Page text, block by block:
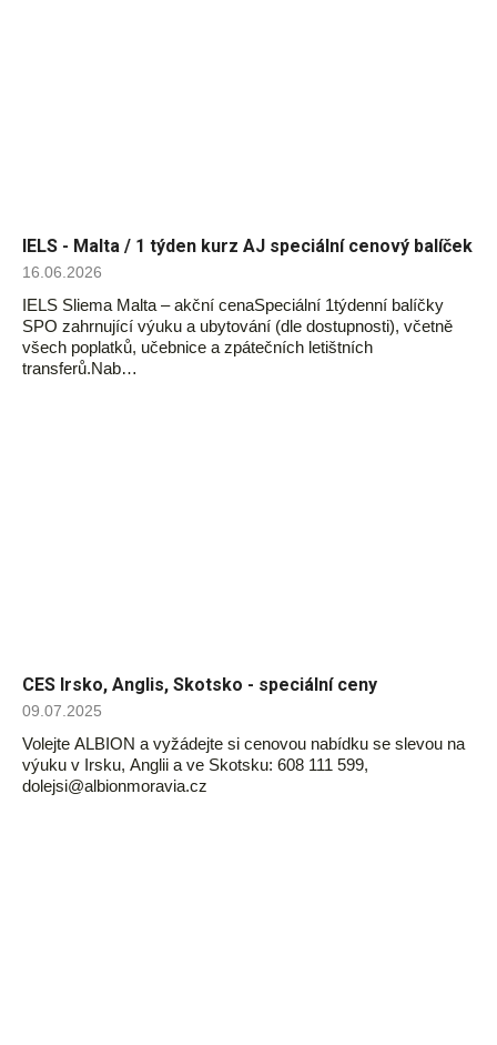
IELS - Malta / 1 týden kurz AJ speciální cenový balíček
16.06.2026
IELS Sliema Malta – akční cenaSpeciální 1týdenní balíčky
SPO zahrnující výuku a ubytování (dle dostupnosti), včetně
všech poplatků, učebnice a zpátečních letištních
transferů.Nab…
CES Irsko, Anglis, Skotsko - speciální ceny
09.07.2025
Volejte ALBION a vyžádejte si cenovou nabídku se slevou na
výuku v Irsku, Anglii a ve Skotsku: 608 111 599,
dolejsi@albionmoravia.cz